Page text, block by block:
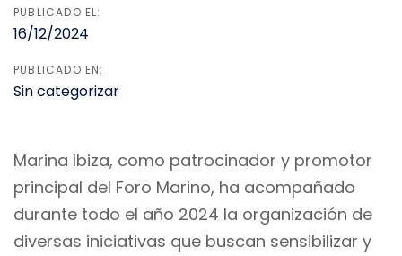
PUBLICADO EL:
16/12/2024
PUBLICADO EN:
Sin categorizar
Marina Ibiza, como patrocinador y promotor
principal del Foro Marino, ha acompañado
durante todo el año 2024 la organización de
diversas iniciativas que buscan sensibilizar y